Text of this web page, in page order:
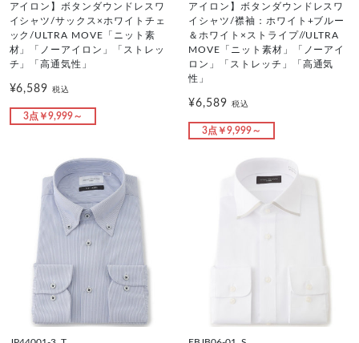
アイロン】ボタンダウンドレスワ
イシャツ/サックス×ホワイトチェ
ック/ULTRA MOVE「ニット素
材」「ノーアイロン」「ストレッ
チ」「高通気性」
¥6,589税込
3点￥9,999～
アイロン】ボタンダウンドレスワ
イシャツ/襟袖：ホワイト+ブルー
＆ホワイト×ストライプ//ULTRA
MOVE「ニット素材」「ノーアイ
ロン」「ストレッチ」「高通気
性」
¥6,589 税込
3点￥9,999～